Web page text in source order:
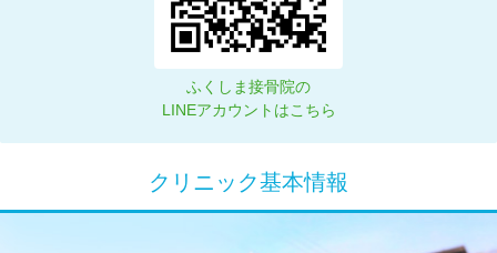
ふくしま接骨院の
LINEアカウントはこちら
クリニック基本情報